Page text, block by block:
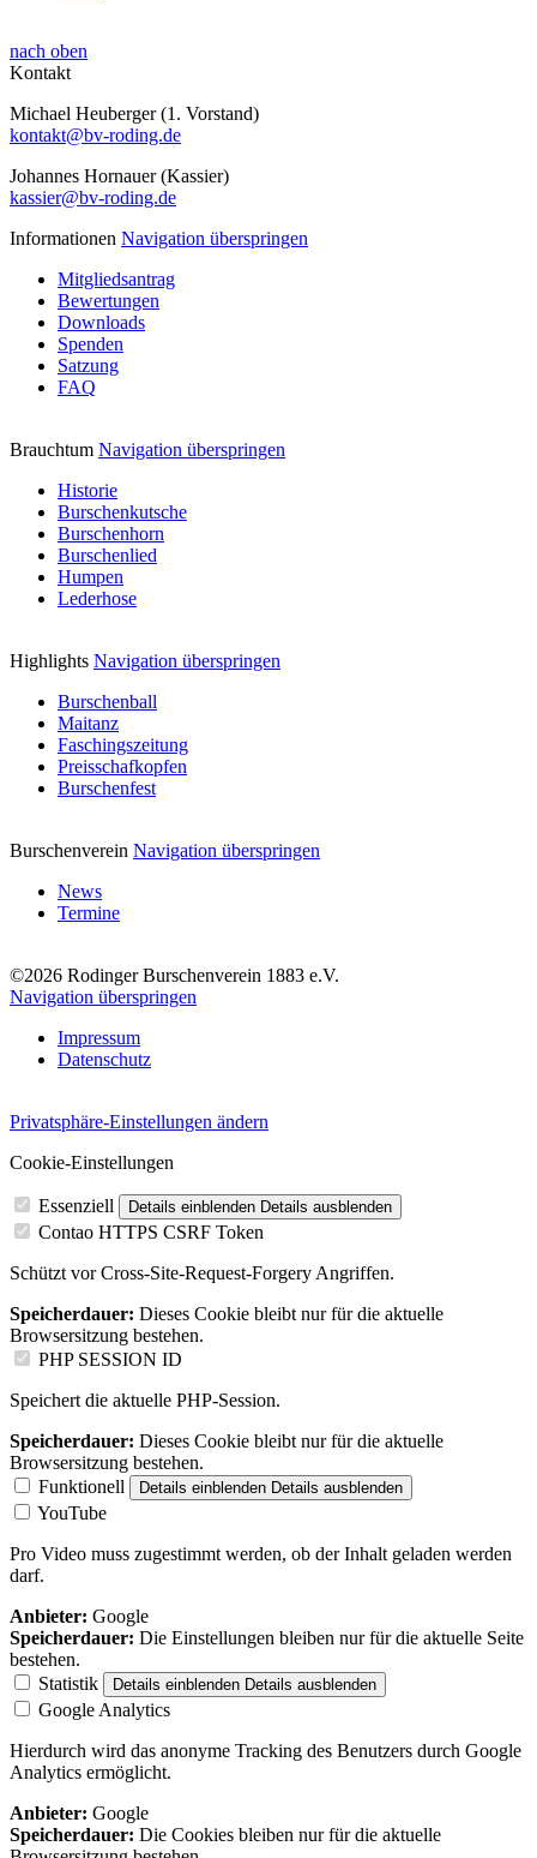
nach oben
Kontakt
Michael Heuberger (1. Vorstand)
kontakt@bv-roding.de
Johannes Hornauer (Kassier)
kassier@bv-roding.de
Informationen Navigation überspringen
Mitgliedsantrag
Bewertungen
Downloads
Spenden
Satzung
FAQ
Brauchtum Navigation überspringen
Historie
Burschenkutsche
Burschenhorn
Burschenlied
Humpen
Lederhose
Highlights Navigation überspringen
Burschenball
Maitanz
Faschingszeitung
Preisschafkopfen
Burschenfest
Burschenverein Navigation überspringen
News
Termine
©2026 Rodinger Burschenverein 1883 e.V.
Navigation überspringen
Impressum
Datenschutz
Privatsphäre-Einstellungen ändern
Cookie-Einstellungen
Essenziell Details einblenden Details ausblenden
Contao HTTPS CSRF Token
Schützt vor Cross-Site-Request-Forgery Angriffen.
Speicherdauer: Dieses Cookie bleibt nur für die aktuelle
Browsersitzung bestehen.
PHP SESSION ID
Speichert die aktuelle PHP-Session.
Speicherdauer: Dieses Cookie bleibt nur für die aktuelle
Browsersitzung bestehen.
Funktionell
Details einblenden Details ausblenden
YouTube
Pro Video muss zugestimmt werden, ob der Inhalt geladen werden
darf.
Anbieter: Google
Speicherdauer: Die Einstellungen bleiben nur für die aktuelle Seite
bestehen.
Statistik
Details einblenden Details ausblenden
Google Analytics
Hierdurch wird das anonyme Tracking des Benutzers durch Google
Analytics ermöglicht.
Anbieter: Google
Speicherdauer: Die Cookies bleiben nur für die aktuelle